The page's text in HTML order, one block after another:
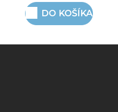
DO KOŠÍKA